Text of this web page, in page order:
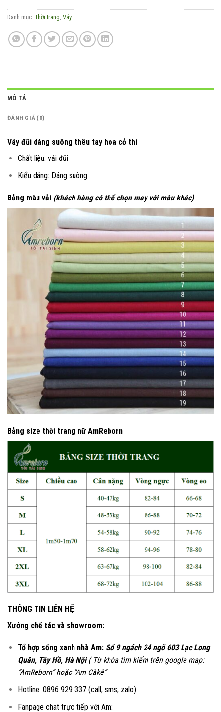
Danh mục: Thời trang, Váy
MÔ TẢ
ĐÁNH GIÁ (0)
Váy đũi dáng suông thêu tay hoa cỏ thi
Chất liệu: vải đũi
Kiểu dáng: Dáng suông
Bảng màu vải (khách hàng có thể chọn may với màu khác)
Bảng size thời trang nữ AmReborn
THÔNG TIN LIÊN HỆ
Xưởng chế tác và showroom:
Tổ hợp sống xanh nhà Am: Số 9 ngách 24 ngõ 603 Lạc Long
Quân, Tây Hồ, Hà Nội( Từ khóa tìm kiếm trên google map:
“AmReborn” hoặc “Am Càkê”
Hotline: 0896 929 337 (call, sms, zalo)
Fanpage chat trực tiếp với Am: